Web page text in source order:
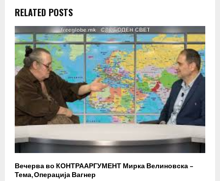
RELATED POSTS
Вечерва во КОНТРААРГУМЕНТ Мирка Велиновска –
Тема, Операција Вагнер